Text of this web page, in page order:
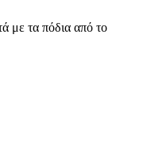
με τα πόδια από το